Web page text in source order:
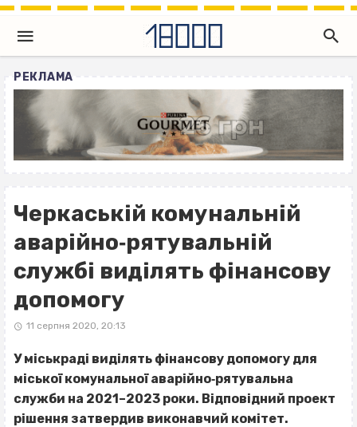
РЕКЛАМА
Черкаській комунальній
аварійно‐рятувальній
службі виділять фінансову
допомогу
11 серпня 2020, 20:13
У міськраді виділять фінансову допомогу для
міської комунальної аварійно‐рятувальна
служби на 2021–2023 роки. Відповідний проект
рішення затвердив виконавчий комітет.